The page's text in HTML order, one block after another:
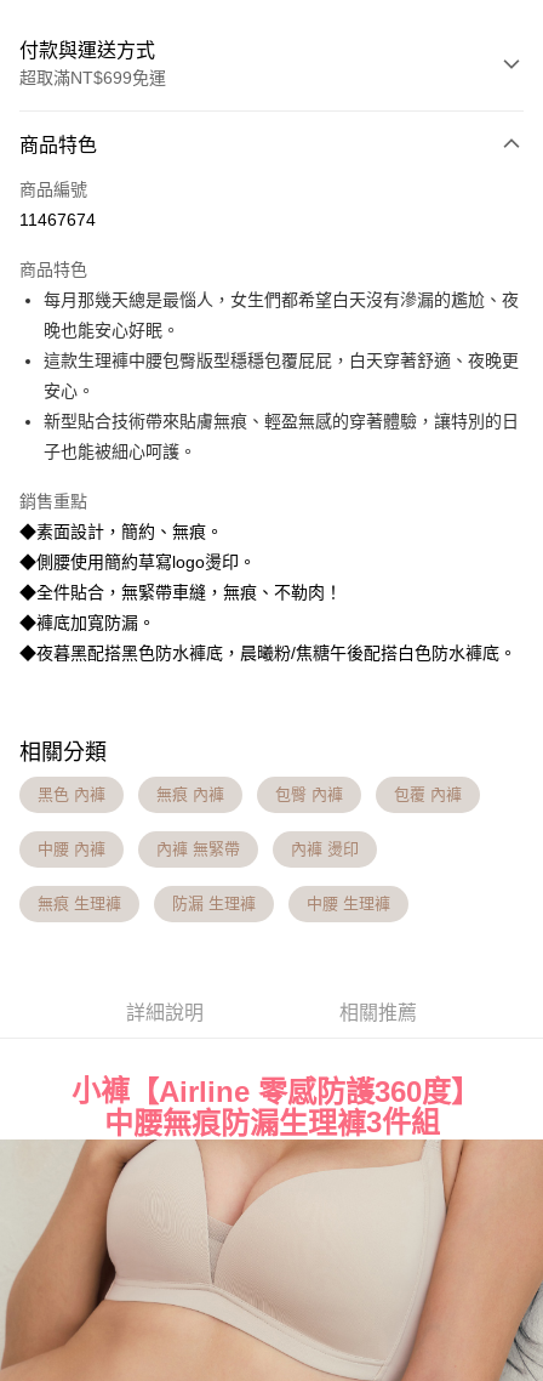
付款與運送方式
超取滿NT$699免運
信用卡一次付款
信用卡分期付款
合作金庫商業銀行
華南商業銀行
彰化商業銀行
上海商業儲蓄銀行
國泰世華商業銀行
兆豐國際商業銀行
臺灣中小企業銀行
匯豐（台灣）商業銀行
華泰商業銀行
聯邦商業銀行
遠東國際商業銀行
元大商業銀行
台新國際商業銀行
台灣樂天信用卡公司
6 期 0 利率 每期
華南商業銀行
上海商業儲蓄銀行
台北富邦商業銀行
國泰世華商業銀行
臺灣中小企業銀行
台中商業銀行
匯豐（台灣）商業銀行
元大商業銀行
玉山商業銀行
台灣樂天信用卡公司
超商取貨付款
LINE Pay
Apple Pay
街口支付
悠遊付
【大哥付你分期使用說明】
1.本服務由台灣大哥大提供，台灣大哥大用戶可立即使用無須另外申請。
2.付款方式選擇「大哥付你分期」，訂單成立後會自動跳轉到大哥付的交易
4.訂單成立30分鐘內，如未前往確認交易或遇審核未通過，訂單將自動取
消。如遇「轉專審核」未通過狀況，表示未達大哥付你分期系統評分，恕無
法說明評估內容。
【繳款方式說明】
醒簡訊。
2.透過簡訊連結打開帳單後，可選擇「超商條碼／台灣大直營門市／銀行轉
帳／街口支付／iPASS MONEY」等通路繳費。
買賣價金債權讓與本公司後，依約使用本公司帳單繳交帳款。
2.基於同意付款使用「大哥付你分期」之契約關係目的，商店將以您的個人
3.完整用戶服務條款，請詳閱以下連結： https://oppay.tw/userRule
AFTEE先享後付
相關說明
１．簡單：不需註冊會員、不需綁卡、不需儲值。
３．安心：先確認商品／服務後，再付款。
【「AFTEE先享後付」結帳流程】
１．於結帳方式選擇「AFTEE先享後付」後，將跳轉至「AFTEE先享後付」
２．訂單成立數日內，您將收到繳費通知簡訊。
３．收到繳費通知簡訊後14天內，點擊此簡訊中的連結，可透過四大超商／
後付繳納相關費用。
客戶支援中心」 https://netprotections.freshdesk.com/support/home
【注意事項】
１．透過由恩沛科技股份有限公司提供之「AFTEE先享後付」服務完成之交
易，需依本服務之必要範圍內提供個人資料，並將交易相關給付款項請求債
權轉讓予恩沛科技股份有限公司。
２．關於個人資料處理事宜，請瀏覽以下網址：
https://aftee.tw/terms/#terms3
３．未成年的使用者請事先徵得法定代理人或監護人之同意方可使用
「AFTEE先享後付」，若未經同意申辦者引起之損失，本公司不負相關責
４．使用「AFTEE先享後付」時，將依據個別帳號之用戶狀況，依本公司即
時審查核予不同之上限額度；若仍有額度不足之情形，本公司將視審查結果
請求用戶進行身份認證。
「Hami Point」為中華電信所提供之點數服務，可於會員專區綁定中華電信
會員帳號後，即可在購物車使用 Hami Point 折抵消費金額 (1點等於1元)。
ATM付款
貨到付款
全家貨到付款 約3~5天到貨，實際出貨依照配送狀態為主。※
付款後全家取貨 約3~5天到貨，實際出貨依照配送狀態為主。
每筆NT$70，滿NT$699(含以上)免運費
7-11貨到付款 約3~5天到貨，實際出貨依照配送狀態為主。※
國定假日將順延
每筆NT$70，滿NT$1,000(含以上)免運費
付款後7-11取貨 約3~5天到貨，實際出貨依照配送狀態為主。
※國定假日將順延
每筆NT$70，滿NT$1,000(含以上)免運費
宅配出貨 約3~5天到貨，實際出貨依照配送狀態為主。※國定假日
商品特色
商品編號
11467674
商品特色
每月那幾天總是最惱人，女生們都希望白天沒有滲漏的尷尬、夜
晚也能安心好眠。
這款生理褲中腰包臀版型穩穩包覆屁屁，白天穿著舒適、夜晚更
安心。
新型貼合技術帶來貼膚無痕、輕盈無感的穿著體驗，讓特別的日
子也能被細心呵護。
銷售重點
◆素面設計，簡約、無痕。
◆側腰使用簡約草寫logo燙印。
◆全件貼合，無緊帶車縫，​無痕、不勒肉！
◆褲底加寬防漏。
◆夜暮黑配搭黑色防水褲底，晨曦粉/焦糖午後配搭白色防水褲底。
相關分類
黑色 內褲 無痕 內褲 包臀 內褲 包覆 內褲
中腰 內褲 內褲 無緊帶 內褲 燙印
無痕 生理褲 防漏 生理褲 中腰 生理褲
詳細說明 相關推薦
小褲 【Airline 零感防護360度】
中腰無痕防漏生理褲3件組